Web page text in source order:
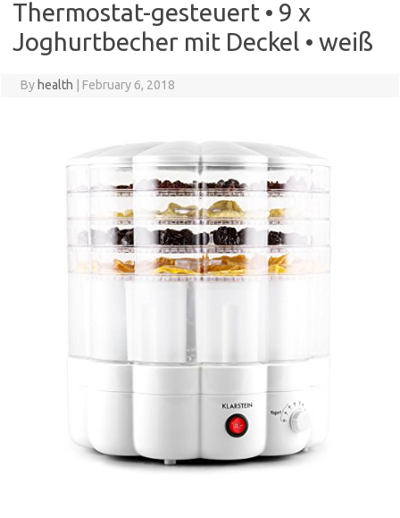
Thermostat-gesteuert • 9 x
Joghurtbecher mit Deckel • weiß
By health February 6, 2018